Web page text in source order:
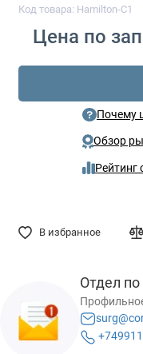
Код товара: Hamilton-C1
Цена по
Почему
Обзор
Рейтинг
В избранное
Отдел